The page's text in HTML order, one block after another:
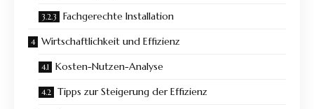
Fachgerechte Installation
Wirtschaftlichkeit und Effizienz
Kosten-Nutzen-Analyse
Tipps zur Steigerung der Effizienz